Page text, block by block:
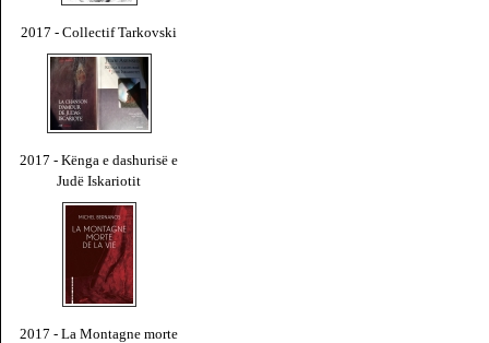
2017 - Collectif Tarkovski
2017 - Kënga e dashurisë e
Judë Iskariotit
2017 - La Montagne morte